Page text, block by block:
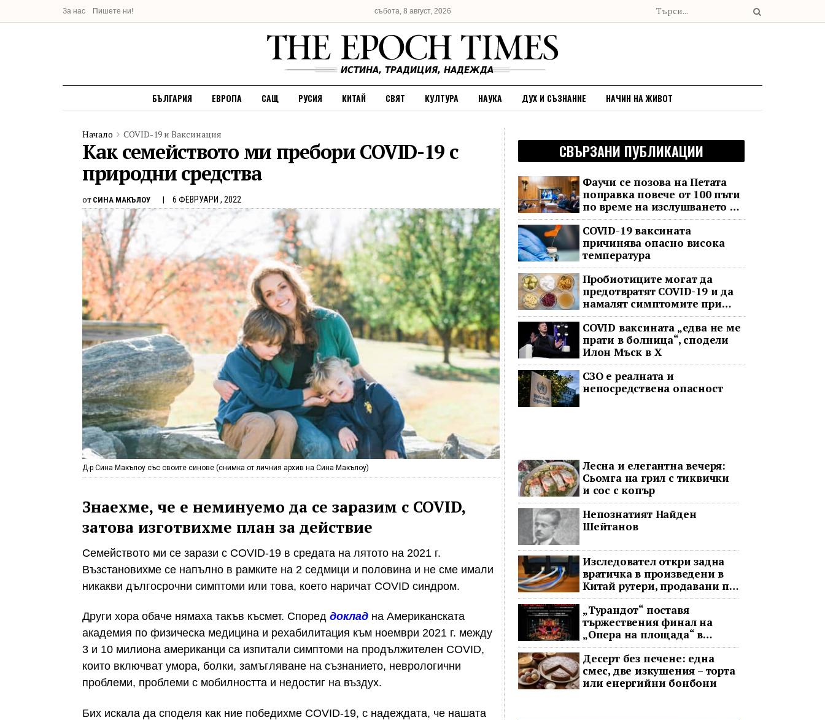
За нас Пишете ни! събота, 8 август, 2026
БЪЛГАРИЯ ЕВРОПА САЩ РУСИЯ КИТАЙ СВЯТ КУЛТУРА НАУКА ДУХ И СЪЗНАНИЕ НАЧИН НА ЖИВОТ
Начало COVID-19 и Ваксинация
Как семейството ми пребори COVID-19 с
природни средства
от СИНА МАКЪЛОУ 6 ФЕВРУАРИ , 2022
Д-р Сина Макълоу със своите синове (снимка от личния архив на Сина Макълоу)
Знаехме, че е неминуемо да се заразим с COVID,
затова изготвихме план за действие
Семейството ми се зарази с COVID-19 в средата на лятото на 2021 г.
Възстановихме се напълно в рамките на 2 седмици и половина и не сме имали
никакви дългосрочни симптоми или това, което наричат COVID синдром.
Други хора обаче нямаха такъв късмет. Според доклад на Американската
академия по физическа медицина и рехабилитация към ноември 2021 г. между
3 и 10 милиона американци са изпитали симптоми на продължителен COVID,
които включват умора, болки, замъгляване на съзнанието, неврологични
проблеми, проблеми с мобилността и недостиг на въздух.
Бих искала да споделя как ние победихме COVID-19, с надеждата, че нашата
СВЪРЗАНИ ПУБЛИКАЦИИ
Фаучи се позова на Петата
поправка повече от 100 пъти
по време на изслушването в
Сената за COVID
COVID-19 ваксината
причинява опасно висока
температура
Пробиотиците могат да
предотвратят COVID-19 и да
намалят симптомите при
неваксинирани
COVID ваксината „едва не ме
прати в болница“, сподели
Илон Мъск в Х
СЗО е реалната и
непосредствена опасност
Лесна и елегантна вечеря:
Сьомга на грил с тиквички
и сос с копър
Непознатият Найден
Шейтанов
Изследовател откри задна
вратичка в произведени в
Китай рутери, продавани по
целия свят
„Турандот“ поставя
тържествения финал на
„Опера на площада“ в
София
Десерт без печене: една
смес, две изкушения – торта
или енергийни бонбони